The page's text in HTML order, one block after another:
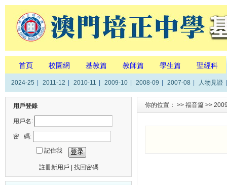
首頁 校園網 基教篇 教師篇 學生篇 聖經科
2024-25 2011-12 2010-11 2009-10 2008-09 2007-08 人物見證
用戶登錄
用戶名:
密 碼:
記住我
註冊新用戶 找回密碼
你的位置： >> 福音篇 >>